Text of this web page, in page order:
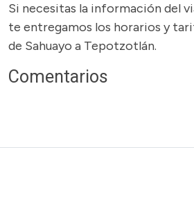
Si necesitas la información del
te entregamos los horarios y
de Sahuayo a Tepotzotlán.
Comentarios